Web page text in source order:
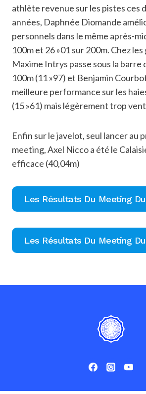
athlète revenue sur les pistes ces
années, Daphnée Diomande
personnels dans le même après-
100m et 26 »01 sur 200m. Chez les
Maxime Intrys passe sous la barre
100m (11 »97) et Benjamin
meilleure performance sur les
(15 »61) mais légèrement trop
Enfin sur le javelot, seul lancer au
meeting, Axel Nicco a été le
efficace (40,04m)
Les Résultats Du Meeting
Les Résultats Du Meeting